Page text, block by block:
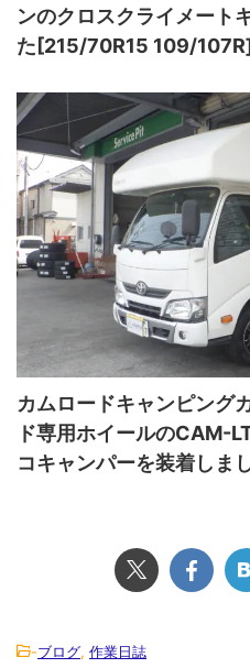
ンのクロスクライメート
た[215/70R15 109/
カムロードキャンピング
ド専用ホイールのCAM-
コキャンパーを装着しま
-ブログ, 作業日誌